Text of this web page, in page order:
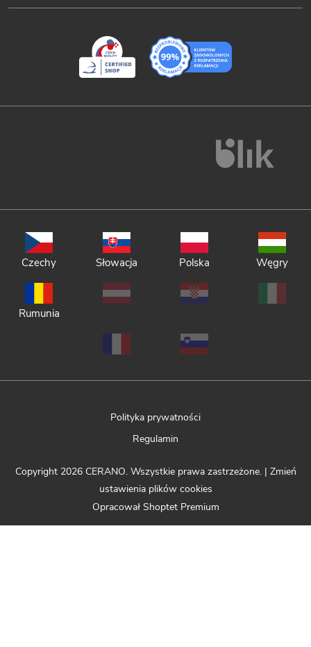
Czechy Słowacja Polska Węgry
Rumunia
Polityka prywatności
Regulamin
Opracował Shoptet Premium
Copyright 2026 CERANO. Wszystkie prawa zastrzeżone. | Zmień
ustawienia plików cookies